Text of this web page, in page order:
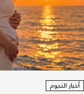
أخبار النجوم